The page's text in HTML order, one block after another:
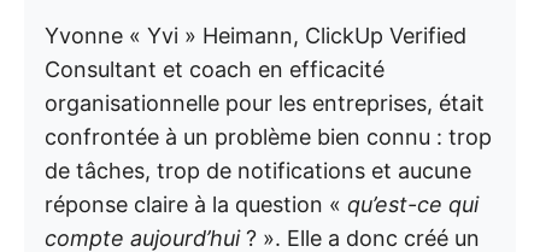
Yvonne « Yvi » Heimann, ClickUp Verified
Consultant et coach en efficacité
organisationnelle pour les entreprises, était
confrontée à un problème bien connu : trop
de tâches, trop de notifications et aucune
réponse claire à la question « qu’est-ce qui
compte aujourd’hui? ». Elle a donc créé un